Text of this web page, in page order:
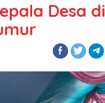
Desa di